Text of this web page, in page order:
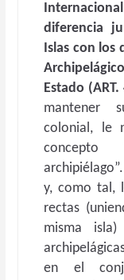
diferencia
Islas con los
Estado
mantener
colonial, le
concepto
y, como tal,
rectas
misma
en el